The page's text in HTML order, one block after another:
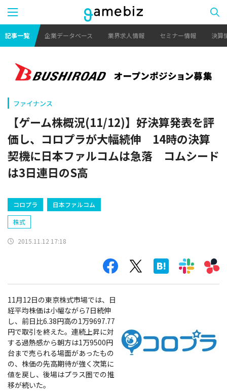
記事一覧 企業データベース 業界求人情報 セミナー情報 決算
ファイナンス
【ゲーム株概況(11/12)】好決算発表を評
価し、コロプラが大幅続伸 14時の決算
契機に日本ファルコムは急落 コムシード
は3日連日のS高
コロプラ
日本ファルコム
株式
2015.11.12 17:18
11月12日の東京株式市場では、日
経平均株価は小幅ながら7日続伸
し、前日比6.38円高の1万9697.77
円で取引を終えた。連続上昇に対
する過熱感から朝方は1万9500円
台まで売られる場面があったもの
の、株価の先高期待が強く次第に
値を戻し、後場はプラス圏での推
移が続いた。